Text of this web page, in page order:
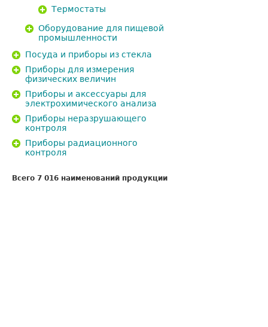
Термостаты
Оборудование для пищевой
промышленности
Посуда и приборы из стекла
Приборы для измерения
физических величин
Приборы и аксессуары для
электрохимического анализа
Приборы неразрушающего
контроля
Приборы радиационного
контроля
Всего 7 016 наименований продукции